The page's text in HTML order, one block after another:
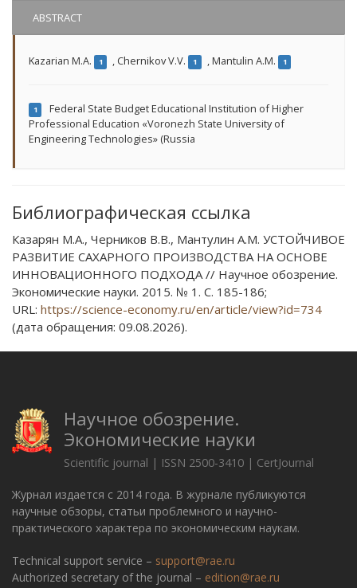
ABSTRACT
Kazarian M.A. 1 , Chernikov V.V. 1 ,Mantulin A.M. 1
1
Federal State Budget Educational Institution of Higher
Professional Education «Voronezh State University of
Engineering Technologies» (Russia
Библиографическая ссылка
Казарян М.А., Черников В.В., Мантулин А.М. УСТОЙЧИВОЕ
РАЗВИТИЕ САХАРНОГО ПРОИЗВОДСТВА НА ОСНОВЕ
ИННОВАЦИОННОГО ПОДХОДА // Научное обозрение.
Экономические науки. 2015. № 1. С. 185-186;
URL: https://science-economy.ru/en/article/view?id=734
(дата обращения: 09.08.2026).
Научное обозрение.
Экономические науки
Scientific journal | ISSN 2500-3410 | CertJournal
Журнал издается с 2014 года. В журнале публикуются
научные обзоры, статьи проблемного и научно-
практического характера по экономическим наукам.
Technical support service – support@rae.ru
Authorized secretary of the journal – edition@rae.ru